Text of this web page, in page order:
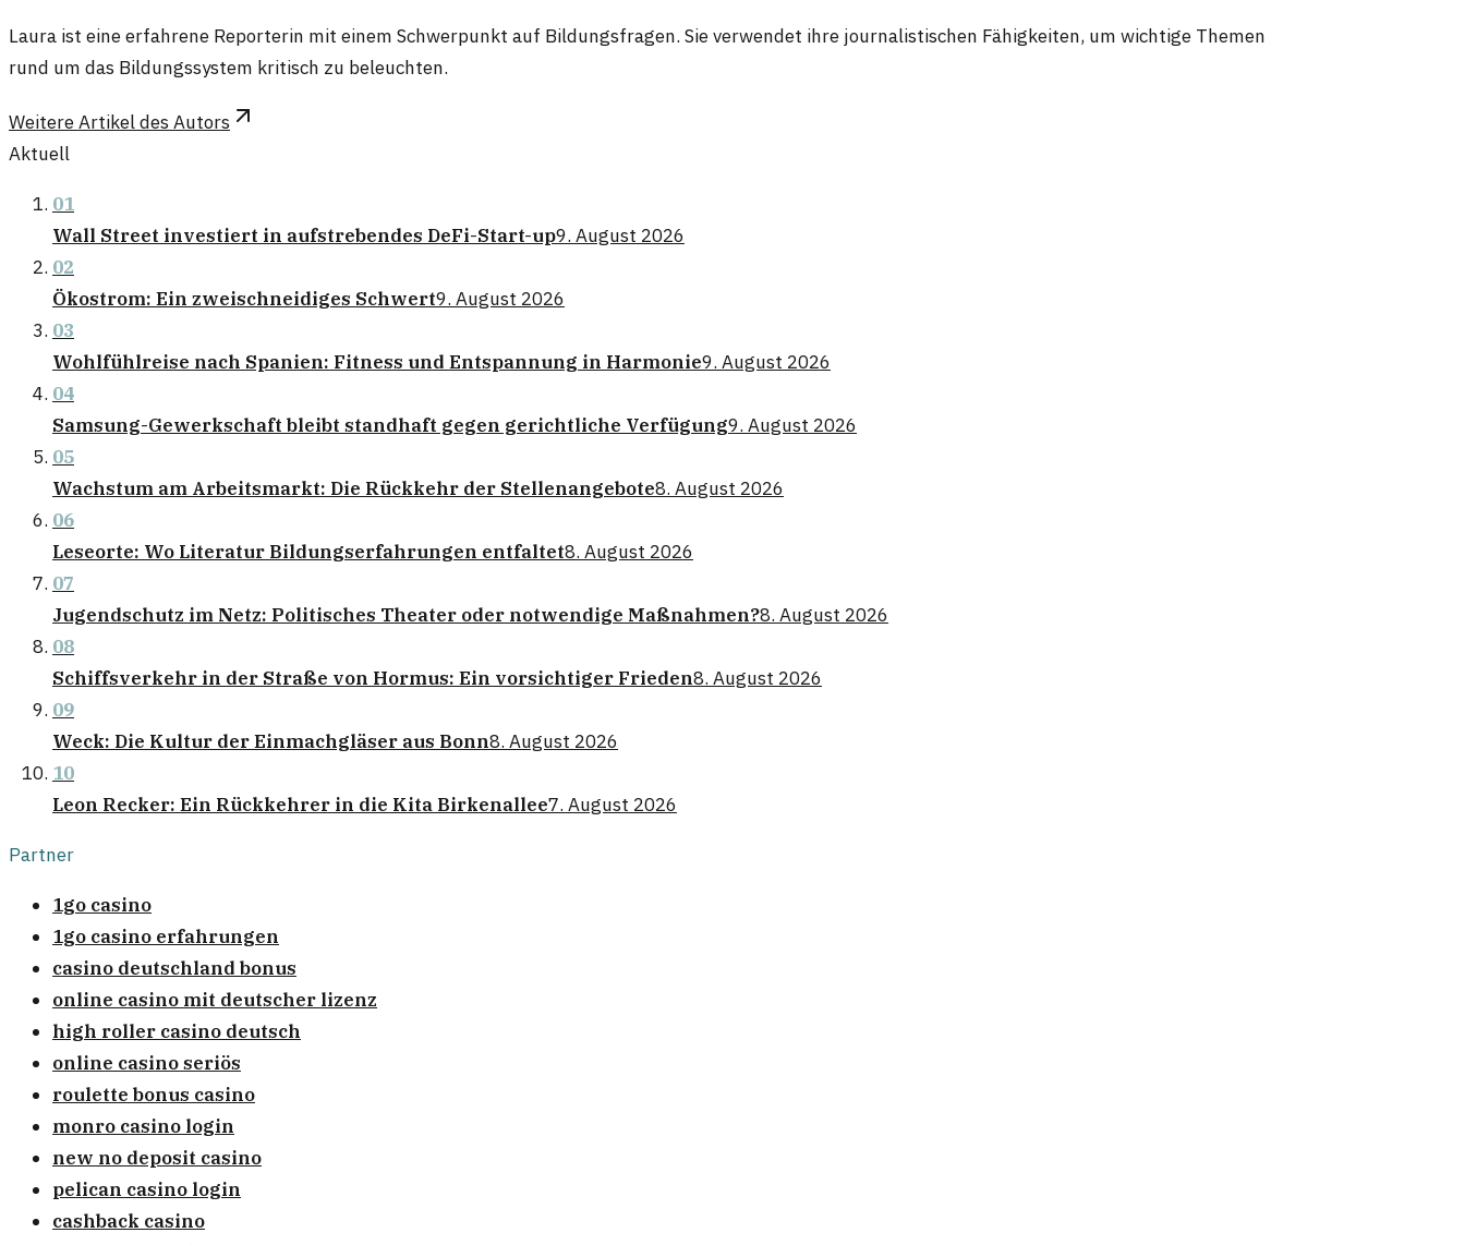
Laura ist eine erfahrene Reporterin mit einem Schwerpunkt auf Bildungsfragen. Sie verwendet ihre journalistischen Fähigkeiten, um wichtige Themen
rund um das Bildungssystem kritisch zu beleuchten.
Weitere Artikel des Autors
Aktuell
01
Wall Street investiert in aufstrebendes DeFi-Start-up9. August 2026
02
Ökostrom: Ein zweischneidiges Schwert9. August 2026
03
Wohlfühlreise nach Spanien: Fitness und Entspannung in Harmonie9. August 2026
04
Samsung-Gewerkschaft bleibt standhaft gegen gerichtliche Verfügung9. August 2026
05
Wachstum am Arbeitsmarkt: Die Rückkehr der Stellenangebote8. August 2026
06
Leseorte: Wo Literatur Bildungserfahrungen entfaltet8. August 2026
07
Jugendschutz im Netz: Politisches Theater oder notwendige Maßnahmen?8. August 2026
08
Schiffsverkehr in der Straße von Hormus: Ein vorsichtiger Frieden8. August 2026
09
Weck: Die Kultur der Einmachgläser aus Bonn8. August 2026
10
Leon Recker: Ein Rückkehrer in die Kita Birkenallee7. August 2026
Partner
1go casino
1go casino erfahrungen
casino deutschland bonus
online casino mit deutscher lizenz
high roller casino deutsch
online casino seriös
roulette bonus casino
monro casino login
new no deposit casino
pelican casino login
cashback casino